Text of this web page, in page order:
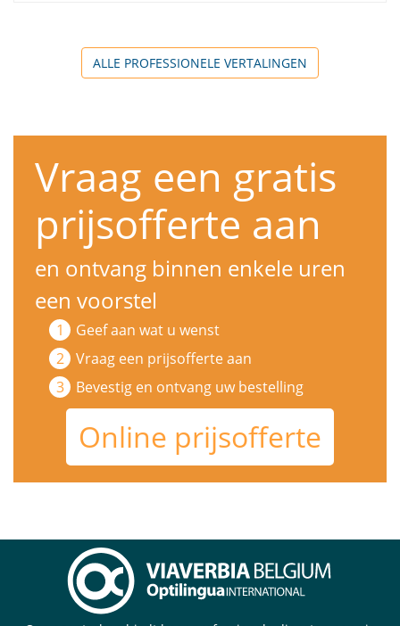
ALLE PROFESSIONELE VERTALINGEN
Vraag een gratis
prijsofferte aan
en ontvang binnen enkele uren
een voorstel
Geef aan wat u wenst
Vraag een prijsofferte aan
Bevestig en ontvang uw bestelling
Online prijsofferte